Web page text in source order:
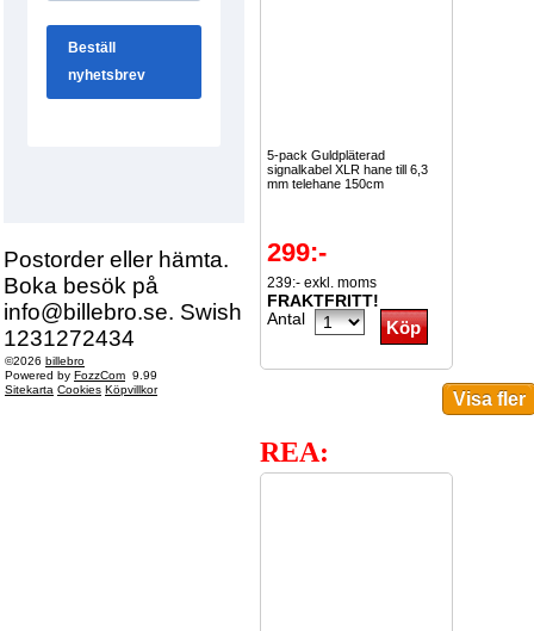
Postorder eller hämta.
Boka besök på
info@billebro.se. Swish
1231272434
©2026 billebro
Powered by FozzCom 9.99
Sitekarta Cookies Köpvillkor
5-pack Guldpläterad
signalkabel XLR hane till 6,3
mm telehane 150cm
299:-
239:- exkl. moms
FRAKTFRITT!
Antal
REA: